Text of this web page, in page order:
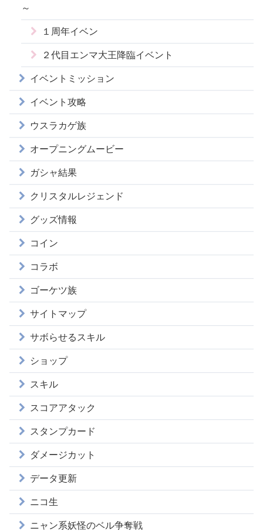
～
１周年イベン
２代目エンマ大王降臨イベント
イベントミッション
イベント攻略
ウスラカゲ族
オープニングムービー
ガシャ結果
クリスタルレジェンド
グッズ情報
コイン
コラボ
ゴーケツ族
サイトマップ
サボらせるスキル
ショップ
スキル
スコアアタック
スタンプカード
ダメージカット
データ更新
ニコ生
ニャン系妖怪のベル争奪戦